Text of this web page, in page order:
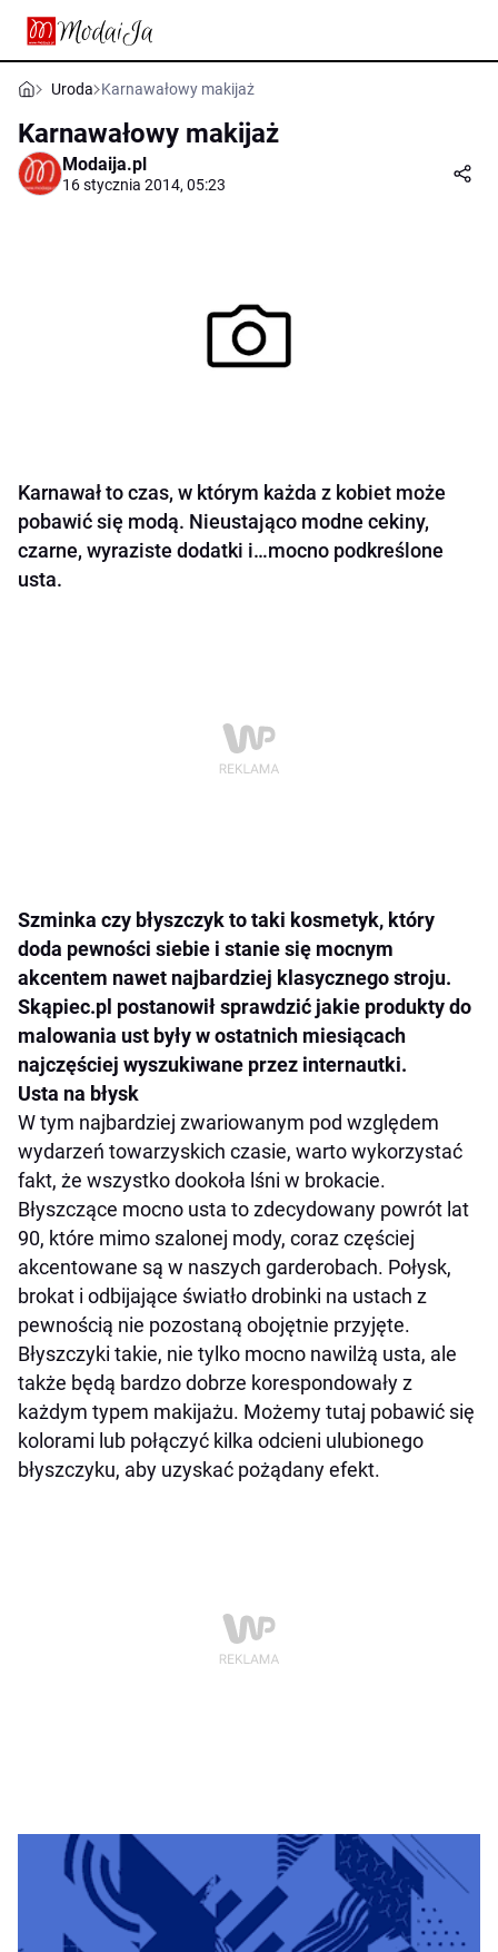
Uroda Karnawałowy makijaż
Karnawałowy makijaż
Modaija.pl
16 stycznia 2014, 05:23
Karnawał to czas, w którym każda z kobiet może
pobawić się modą. Nieustająco modne cekiny,
czarne, wyraziste dodatki i…mocno podkreślone
usta.
Szminka czy błyszczyk to taki kosmetyk, który
doda pewności siebie i stanie się mocnym
akcentem nawet najbardziej klasycznego stroju.
Skąpiec.pl postanowił sprawdzić jakie produkty do
malowania ust były w ostatnich miesiącach
najczęściej wyszukiwane przez internautki.
Usta na błysk
W tym najbardziej zwariowanym pod względem
wydarzeń towarzyskich czasie, warto wykorzystać
fakt, że wszystko dookoła lśni w brokacie.
Błyszczące mocno usta to zdecydowany powrót lat
90, które mimo szalonej mody, coraz częściej
akcentowane są w naszych garderobach. Połysk,
brokat i odbijające światło drobinki na ustach z
pewnością nie pozostaną obojętnie przyjęte.
Błyszczyki takie, nie tylko mocno nawilżą usta, ale
także będą bardzo dobrze korespondowały z
każdym typem makijażu. Możemy tutaj pobawić się
kolorami lub połączyć kilka odcieni ulubionego
błyszczyku, aby uzyskać pożądany efekt.